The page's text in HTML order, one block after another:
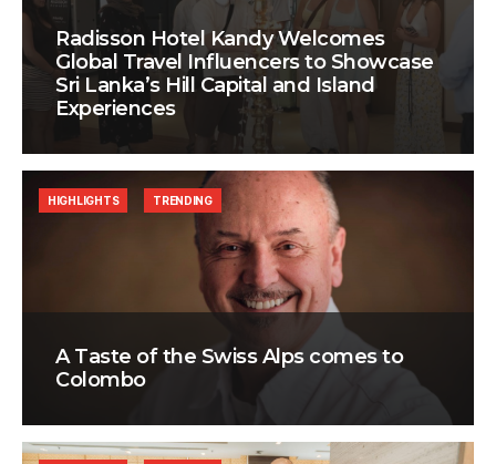
Radisson Hotel Kandy Welcomes
Global Travel Influencers to Showcase
Sri Lanka’s Hill Capital and Island
Experiences
A Taste of the Swiss Alps comes to
Colombo
HIGHLIGHTS TRENDING